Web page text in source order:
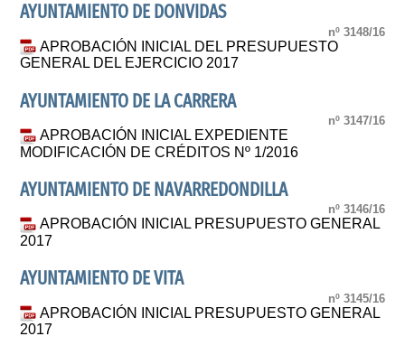
AYUNTAMIENTO DE DONVIDAS
nº 3148/16
APROBACIÓN INICIAL DEL PRESUPUESTO
GENERAL DEL EJERCICIO 2017
AYUNTAMIENTO DE LA CARRERA
nº 3147/16
APROBACIÓN INICIAL EXPEDIENTE
MODIFICACIÓN DE CRÉDITOS Nº 1/2016
AYUNTAMIENTO DE NAVARREDONDILLA
nº 3146/16
APROBACIÓN INICIAL PRESUPUESTO GENERAL
2017
AYUNTAMIENTO DE VITA
nº 3145/16
APROBACIÓN INICIAL PRESUPUESTO GENERAL
2017